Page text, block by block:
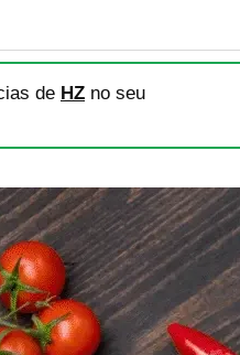
de HZ no seu